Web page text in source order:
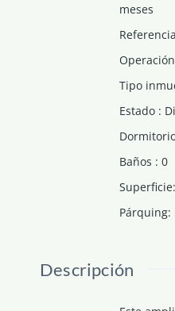
meses
Referencia
Operación
Tipo
Estado :
Baños : 0
Superficie:
Párquing:
Descripción